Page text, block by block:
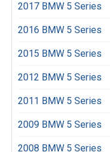
2017 BMW 5 Series
2016 BMW 5 Series
2015 BMW 5 Series
2012 BMW 5 Series
2011 BMW 5 Series
2009 BMW 5 Series
2008 BMW 5 Series